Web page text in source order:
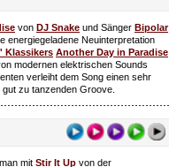
von DJ Snake und Sänger Bipolar
energiegeladene Neuinterpretation
Klassikers Another Day in Paradise
modernen elektrischen Sounds
verleiht dem Song einen sehr
zu tanzenden Groove.
mit Stir It Up von der